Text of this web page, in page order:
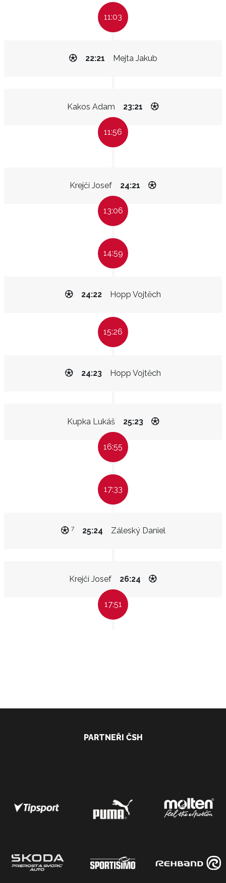
11:03
Mejta Jakub
22:21
Kakos Adam 23:21
11:56
Krejčí Josef 24:21
13:06
14:59
Hopp Vojtěch
24:22
15:26
Hopp Vojtěch
24:23
Kupka Lukáš 25:23
16:55
17:33
Záleský Daniel
25:24
7
Krejčí Josef 26:24
17:51
PARTNEŘI ČSH